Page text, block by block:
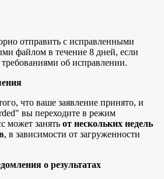
отправить с исправленными
файлом в течение 8 дней, если
об исправлении.
что ваше заявление принято, и
вы переходите в режим
может занять от нескольких недель
, в зависимости от загруженности
о результатах